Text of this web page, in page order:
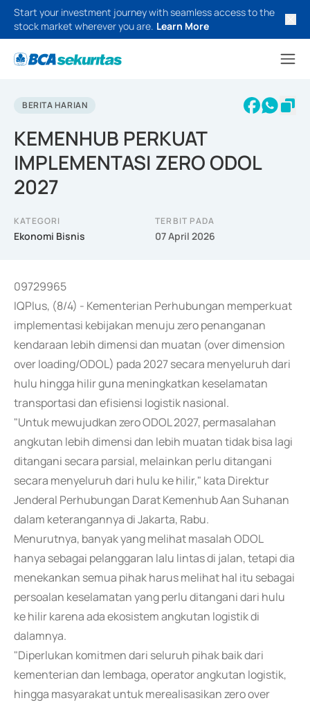
Start your investment journey with seamless access to the
stock market wherever you are. Learn More
BERITA HARIAN
KEMENHUB PERKUAT
IMPLEMENTASI ZERO ODOL
2027
KATEGORI
Ekonomi Bisnis
TERBIT PADA
07 April 2026
09729965
IQPlus, (8/4) - Kementerian Perhubungan memperkuat
implementasi kebijakan menuju zero penanganan
kendaraan lebih dimensi dan muatan (over dimension
over loading/ODOL) pada 2027 secara menyeluruh dari
hulu hingga hilir guna meningkatkan keselamatan
transportasi dan efisiensi logistik nasional.
"Untuk mewujudkan zero ODOL 2027, permasalahan
angkutan lebih dimensi dan lebih muatan tidak bisa lagi
ditangani secara parsial, melainkan perlu ditangani
secara menyeluruh dari hulu ke hilir," kata Direktur
Jenderal Perhubungan Darat Kemenhub Aan Suhanan
dalam keterangannya di Jakarta, Rabu.
Menurutnya, banyak yang melihat masalah ODOL
hanya sebagai pelanggaran lalu lintas di jalan, tetapi dia
menekankan semua pihak harus melihat hal itu sebagai
persoalan keselamatan yang perlu ditangani dari hulu
ke hilir karena ada ekosistem angkutan logistik di
dalamnya.
"Diperlukan komitmen dari seluruh pihak baik dari
kementerian dan lembaga, operator angkutan logistik,
hingga masyarakat untuk merealisasikan zero over